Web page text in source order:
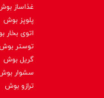
غذاساز
پلوپز بوش
اتوی بخار
توستر
گریل بوش
سشوار
ترازو بوش